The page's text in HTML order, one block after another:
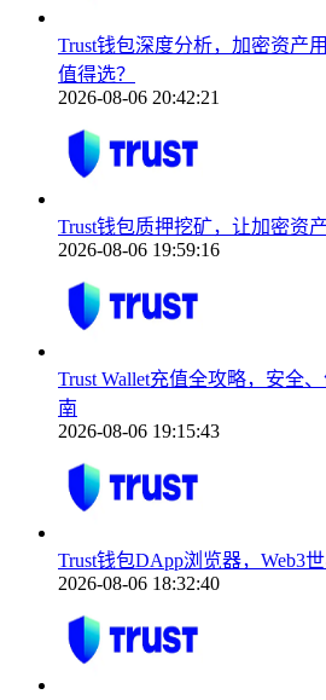
Trust钱包深度分析，加密资产
值得选？
2026-08-06 20:42:21
Trust钱包质押挖矿，让加密资
2026-08-06 19:59:16
Trust Wallet充值全攻略，安全
南
2026-08-06 19:15:43
Trust钱包DApp浏览器，Web3
2026-08-06 18:32:40